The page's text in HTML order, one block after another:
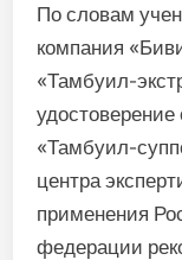
По словам
компания
«Тамбуил-
удостоверение
«Тамбуил-
центра
применения
федерации